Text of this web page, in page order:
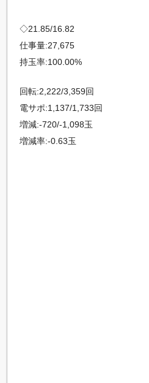
◇21.85/16.82
仕事量:27,675
持玉率:100.00%
回転:2,222/3,359回
電サポ:1,137/1,733回
増減:-720/-1,098玉
増減率:-0.63玉